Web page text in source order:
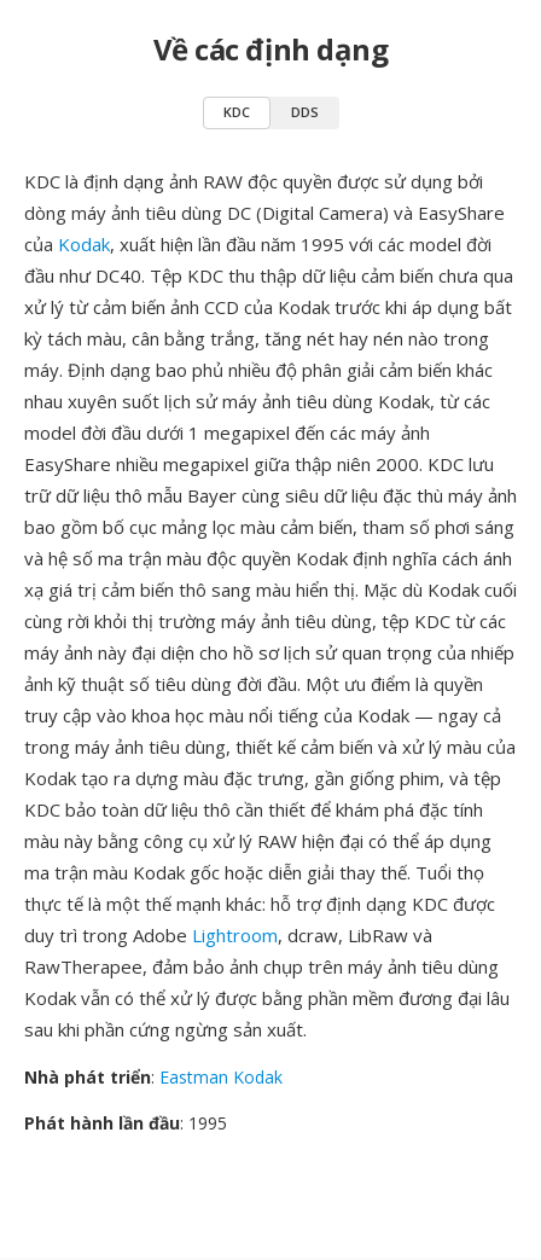
Về các định dạng
KDC DDS
KDC là định dạng ảnh RAW độc quyền được sử dụng bởi
dòng máy ảnh tiêu dùng DC (Digital Camera) và EasyShare
của Kodak, xuất hiện lần đầu năm 1995 với các model đời
đầu như DC40. Tệp KDC thu thập dữ liệu cảm biến chưa qua
xử lý từ cảm biến ảnh CCD của Kodak trước khi áp dụng bất
kỳ tách màu, cân bằng trắng, tăng nét hay nén nào trong
máy. Định dạng bao phủ nhiều độ phân giải cảm biến khác
nhau xuyên suốt lịch sử máy ảnh tiêu dùng Kodak, từ các
model đời đầu dưới 1 megapixel đến các máy ảnh
EasyShare nhiều megapixel giữa thập niên 2000. KDC lưu
trữ dữ liệu thô mẫu Bayer cùng siêu dữ liệu đặc thù máy ảnh
bao gồm bố cục mảng lọc màu cảm biến, tham số phơi sáng
và hệ số ma trận màu độc quyền Kodak định nghĩa cách ánh
xạ giá trị cảm biến thô sang màu hiển thị. Mặc dù Kodak cuối
cùng rời khỏi thị trường máy ảnh tiêu dùng, tệp KDC từ các
máy ảnh này đại diện cho hồ sơ lịch sử quan trọng của nhiếp
ảnh kỹ thuật số tiêu dùng đời đầu. Một ưu điểm là quyền
truy cập vào khoa học màu nổi tiếng của Kodak — ngay cả
trong máy ảnh tiêu dùng, thiết kế cảm biến và xử lý màu của
Kodak tạo ra dựng màu đặc trưng, gần giống phim, và tệp
KDC bảo toàn dữ liệu thô cần thiết để khám phá đặc tính
màu này bằng công cụ xử lý RAW hiện đại có thể áp dụng
ma trận màu Kodak gốc hoặc diễn giải thay thế. Tuổi thọ
thực tế là một thế mạnh khác: hỗ trợ định dạng KDC được
duy trì trong Adobe Lightroom, dcraw, LibRaw và
RawTherapee, đảm bảo ảnh chụp trên máy ảnh tiêu dùng
Kodak vẫn có thể xử lý được bằng phần mềm đương đại lâu
sau khi phần cứng ngừng sản xuất.
Nhà phát triển: Eastman Kodak
Phát hành lần đầu: 1995